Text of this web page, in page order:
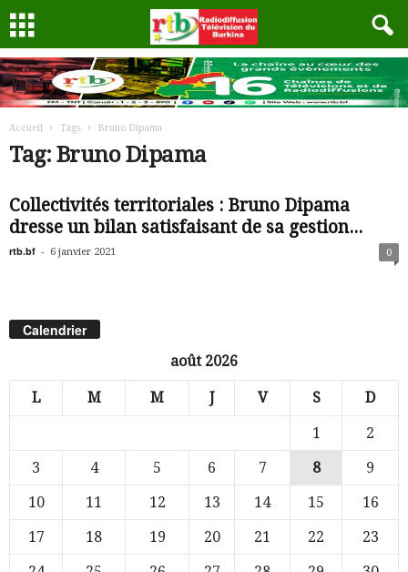
Accueil Tags Bruno Dipama
Tag: Bruno Dipama
Collectivités territoriales : Bruno Dipama
dresse un bilan satisfaisant de sa gestion...
rtb.bf - 6 janvier 2021 0
Calendrier
août 2026
L M M J V S D
1
2
3
4 5 6 7 8
9
10
11 12 13 14 15
16
17
18 19 20 21 22
23